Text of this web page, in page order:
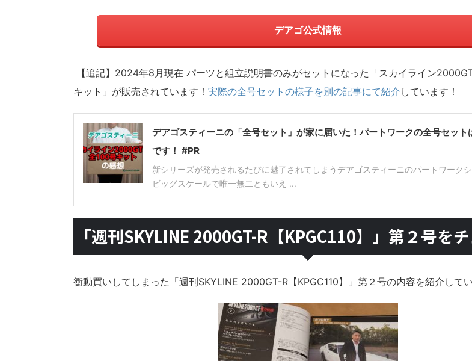
デアゴ公式情報
【追記】2024年8月現在 パーツと組立説明書のみがセットになった「スカイライン
キット」が販売されています！ 実際の全号セットの様子を別の記事にて紹介 しています！
デアゴスティーニの「全号セット」が家に届いた！パートワークの全号セット
です！ #PR
新シリーズが発売されるたびに魅了されてしまうデアゴスティーニのパートワーク
ビッグスケールで唯一無二ともいえ ...
「週刊SKYLINE 2000GT-R【KPGC110】」第２号をチ
衝動買いしてしまった「週刊SKYLINE 2000GT-R【KPGC110】」第２号の内容を紹介して